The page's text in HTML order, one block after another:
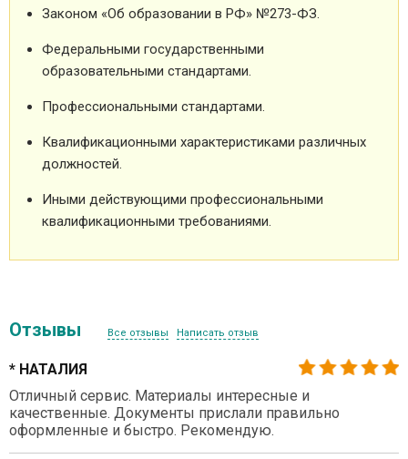
Законом «Об образовании в РФ» №273-ФЗ.
Федеральными государственными
образовательными стандартами.
Профессиональными стандартами.
Квалификационными характеристиками различных
должностей.
Иными действующими профессиональными
квалификационными требованиями.
Отзывы Все отзывы Написать отзыв
* НАТАЛИЯ
Отличный сервис. Материалы интересные и
качественные. Документы прислали правильно
оформленные и быстро. Рекомендую.